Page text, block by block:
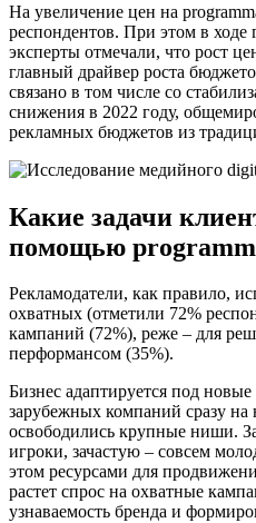
На увеличение цен на
респондентов. При этом в
эксперты отмечали, что рост
главный драйвер роста
связано в том числе со
снижения в 2022 году,
рекламных бюджетов из
Какие задачи
помощью
Рекламодатели, как правило,
охватных (отметили 72%
кампаний (72%), реже – для
перформансом (35%).
Бизнес адаптируется под
зарубежных компаний сразу на
освободились крупные ниши.
игроки, зачастую – совсем
этом ресурсами для
растет спрос на охватные
узнаваемость бренда и